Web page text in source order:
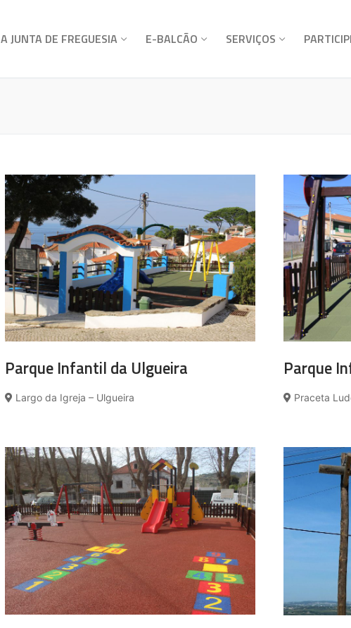
A JUNTA DE FREGUESIA E-BALCÃO SERVIÇOS
Parque Infantil da Ulgueira
Largo da Igreja – Ulgueira
Parque
Praceta